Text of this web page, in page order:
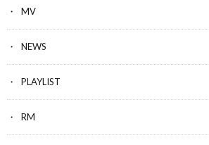
MV
NEWS
PLAYLIST
RM